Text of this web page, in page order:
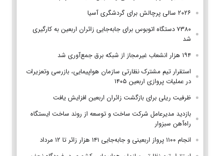
۲۰۲۶ سالی پرچالش برای گردشگری آسیا
۷۳۸۰ دستگاه اتوبوس برای جابه‌جایی زائران اربعین به‌ کارگیری
شد
۱۹۴ هزار انشعاب غیرمجاز از شبکه برق جمع‌آوری شد
استقرار تیم مشترک نظارتی سازمان هواپیمایی، بازرسی وتعزیرات
در عملیات پروازی اربعین ۱۴۰۵
ظرفیت ریلی برای بازگشت زائران اربعین افزایش یافت
بازدید مدیرعامل شرکت ساخت و توسعه از روند ساخت ایستگاه
راه‌آهن سبزوار
انجام ۱۱۰۰ پرواز اربعینی و جابه‌جایی ۱۴۱ هزار زائر تا ۱۲ مرداد